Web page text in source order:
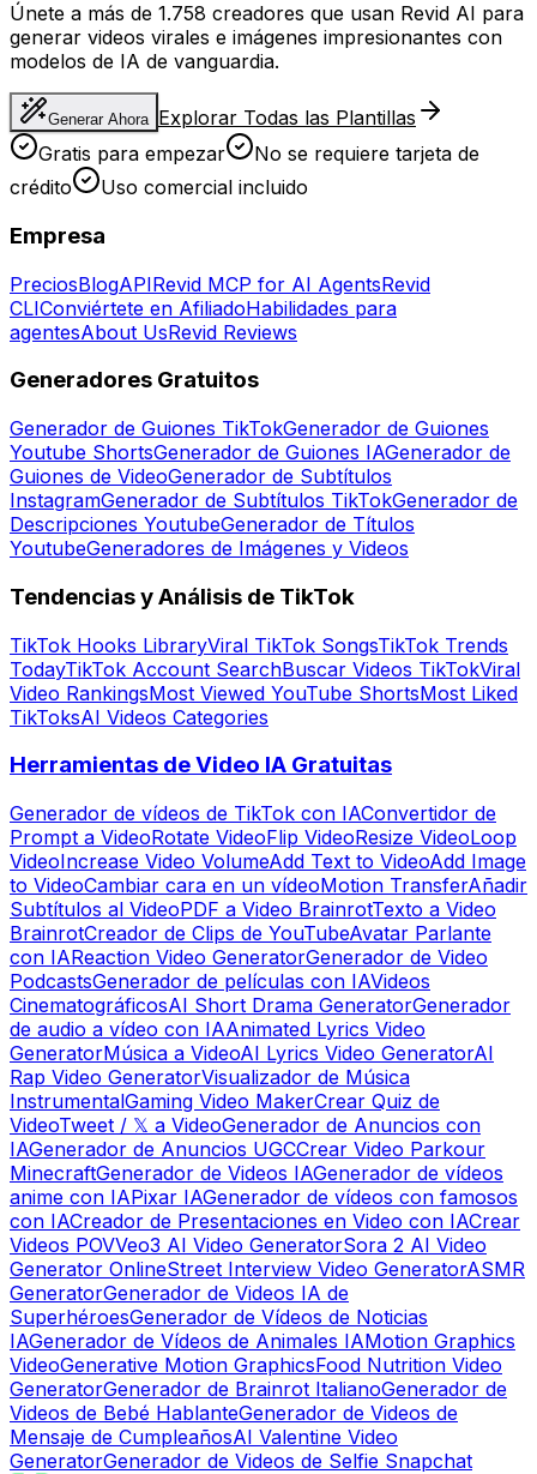
Únete a más de 1.758 creadores que usan Revid AI para
generar videos virales e imágenes impresionantes con
modelos de IA de vanguardia.
Generar Ahora Explorar Todas las Plantillas
Gratis para empezar
No se requiere tarjeta de
crédito
Uso comercial incluido
Empresa
PreciosBlogAPIRevid MCP for AI AgentsRevid
CLIConviértete en AfiliadoHabilidades para
agentesAbout UsRevid Reviews
Generadores Gratuitos
Generador de Guiones TikTokGenerador de Guiones
Youtube ShortsGenerador de Guiones IAGenerador de
Guiones de VideoGenerador de Subtítulos
InstagramGenerador de Subtítulos TikTokGenerador de
Descripciones YoutubeGenerador de Títulos
YoutubeGeneradores de Imágenes y Videos
Tendencias y Análisis de TikTok
TikTok Hooks LibraryViral TikTok SongsTikTok Trends
TodayTikTok Account SearchBuscar Videos TikTokViral
Video RankingsMost Viewed YouTube ShortsMost Liked
TikToksAI Videos Categories
Herramientas de Video IA Gratuitas
Generador de vídeos de TikTok con IAConvertidor de
Prompt a VideoRotate VideoFlip VideoResize VideoLoop
VideoIncrease Video VolumeAdd Text to VideoAdd Image
to VideoCambiar cara en un vídeoMotion TransferAñadir
Subtítulos al VideoPDF a Video BrainrotTexto a Video
BrainrotCreador de Clips de YouTubeAvatar Parlante
con IAReaction Video GeneratorGenerador de Video
PodcastsGenerador de películas con IAVideos
CinematográficosAI Short Drama GeneratorGenerador
de audio a vídeo con IAAnimated Lyrics Video
GeneratorMúsica a VideoAI Lyrics Video GeneratorAI
Rap Video GeneratorVisualizador de Música
InstrumentalGaming Video MakerCrear Quiz de
VideoTweet / 𝕏 a VideoGenerador de Anuncios con
IAGenerador de Anuncios UGCCrear Video Parkour
MinecraftGenerador de Videos IAGenerador de vídeos
anime con IAPixar IAGenerador de vídeos con famosos
con IACreador de Presentaciones en Video con IACrear
Videos POVVeo3 AI Video GeneratorSora 2 AI Video
Generator OnlineStreet Interview Video GeneratorASMR
GeneratorGenerador de Videos IA de
SuperhéroesGenerador de Vídeos de Noticias
IAGenerador de Vídeos de Animales IAMotion Graphics
VideoGenerative Motion GraphicsFood Nutrition Video
GeneratorGenerador de Brainrot ItalianoGenerador de
Videos de Bebé HablanteGenerador de Videos de
Mensaje de CumpleañosAI Valentine Video
GeneratorGenerador de Videos de Selfie Snapchat